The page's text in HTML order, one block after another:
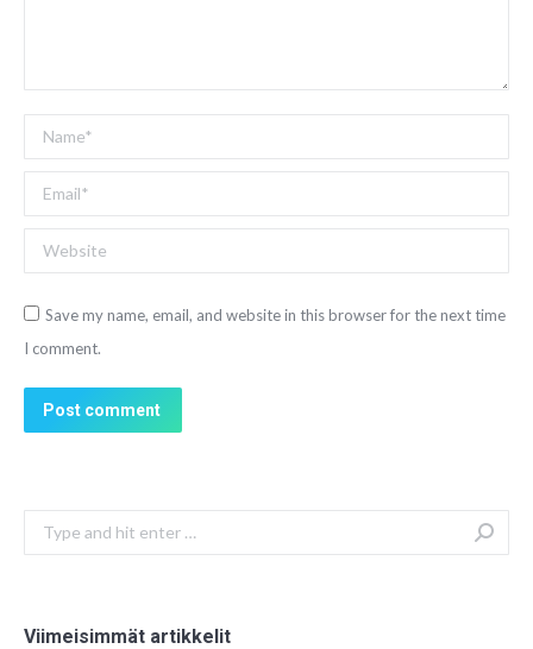
Name *
Email *
Website
Save my name, email, and website in this browser for the next time
I comment.
Post comment
Search:
Viimeisimmät artikkelit